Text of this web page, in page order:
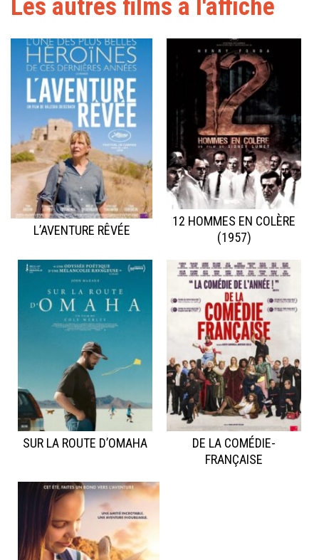
Les autres films à l'affiche
L’AVENTURE RÊVÉE
12 HOMMES EN COLÈRE
(1957)
SUR LA ROUTE D’OMAHA
DE LA COMÉDIE-
FRANÇAISE